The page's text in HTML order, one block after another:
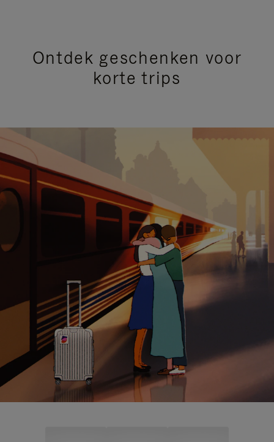
Ontdek geschenken voor
korte trips